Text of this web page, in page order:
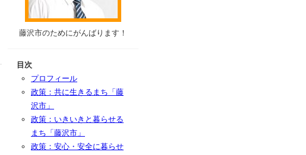
藤沢市のためにがんばります！
目次
プロフィール
政策：共に生きるまち「藤
沢市」
政策：いきいきと暮らせる
まち「藤沢市」
政策：安心・安全に暮らせ